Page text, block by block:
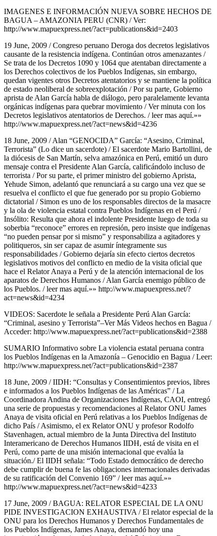
IMAGENES E INFORMACIÓN NUEVA SOBRE HECHOS DE
BAGUA – AMAZONIA PERU (CNR) / Ver:
http://www.mapuexpress.net/?act=publications&id=2403
19 June, 2009 / Congreso peruano Deroga dos decretos legislativos
causante de la resistencia indígena. Continúan otros amenazantes /
Se trata de los Decretos 1090 y 1064 que atentaban directamente a
los Derechos colectivos de los Pueblos Indígenas, sin embargo,
quedan vigentes otros Decretos atentatorios y se mantiene la política
de estado neoliberal de sobreexplotación / Por su parte, Gobierno
aprista de Alan García habla de diálogo, pero paralelamente levanta
orgánicas indígenas para quebrar movimiento / Ver minuta con los
Decretos legislativos atentatorios de Derechos. / leer mas aquí.»»
http://www.mapuexpress.net/?act=news&id=4236
18 June, 2009 / Alan “GENOCIDA” García: “Asesino, Criminal,
Terrorista” (Lo dice un sacerdote) / El sacerdote Mario Bartollini, de
la diócesis de San Martín, selva amazónica en Perú, emitió un duro
mensaje contra el Presidente Alan García, calificándolo incluso de
terrorista / Por su parte, el primer ministro del gobierno Aprista,
Yehude Simon, adelantó que renunciará a su cargo una vez que se
resuelva el conflicto el que fue generado por su propio Gobierno
dictatorial / Simon es uno de los responsables directos de la masacre
y la ola de violencia estatal contra Pueblos Indígenas en el Perú /
Insólito: Resulta que ahora el indolente Presidente luego de toda su
soberbia “reconoce” errores en represión, pero insiste que indígenas
“no pueden pensar por si mismo” y responsabiliza a agitadores y
politiqueros, sin ser capaz de asumir íntegramente sus
responsabilidades / Gobierno dejaría sin efecto ciertos decretos
legislativos motivos del conflicto en medio de la visita oficial que
hace el Relator Anaya a Perú y de la atención internacional de los
aparatos de Derechos Humanos / Alan García enemigo público de
los Pueblos. / leer mas aquí.»» http://www.mapuexpress.net/?
act=news&id=4234
VIDEOS: Sacerdote le señala a Presidente Perú Alan García:
“Criminal, asesino y Terrorista”–Ver Más Videos hechos en Bagua /
Acceder: http://www.mapuexpress.net/?act=publications&id=2388
SUMARIO Informativo sobre La violencia estatal peruana contra
los Pueblos Indígenas en la Amazonía – Genocidio en Bagua / Leer:
http://www.mapuexpress.net/?act=publications&id=2387
18 June, 2009 / IIDH: “Consultas y Consentimientos previos, libres
e informados a los Pueblos Indígenas de las Américas” / La
Coordinadora Andina de Organizaciones Indígenas, CAOI, entregó
una serie de propuestas y recomendaciones al Relator ONU James
Anaya de visita oficial en Perú relativas a los Pueblos Indígenas de
dicho País / Asimismo, el ex Relator ONU y profesor Rodolfo
Stavenhagen, actual miembro de la Junta Directiva del Instituto
Interamericano de Derechos Humanos IIDH, está de visita en el
Perú, como parte de una misión internacional que evalúa la
situación./ El IIDH señala: “Todo Estado democrático de derecho
debe cumplir de buena fe las obligaciones internacionales derivadas
de su ratificación del Convenio 169” / leer mas aquí.»»
http://www.mapuexpress.net/?act=news&id=4233
17 June, 2009 / BAGUA: RELATOR ESPECIAL DE LA ONU
PIDE INVESTIGACION EXHAUSTIVA / El relator especial de la
ONU para los Derechos Humanos y Derechos Fundamentales de
los Pueblos Indígenas, James Anaya, demandó hoy una